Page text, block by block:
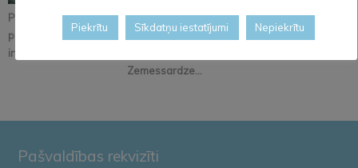
Pastāsti savas domas
par Kopienu svētku
iniciatīvu!
Alūksnē notiks
orientēšanās
Zemessardze...
Iznācis jaunākais
pašvaldības
Pašvaldības rekvizīti
Piekrītu Sīkdatņu iestatījumi Nepiekrītu